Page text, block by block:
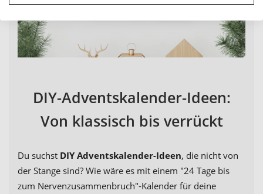
DIY-Adventskalender-Ideen:
Von klassisch bis verrückt
Du suchst DIY Adventskalender-Ideen, die nicht von
der Stange sind? Wie wäre es mit einem "24 Tage bis
zum Nervenzusammenbruch"-Kalender für deine